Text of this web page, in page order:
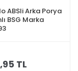
ABSli Arka Porya
BSG Marka
TL